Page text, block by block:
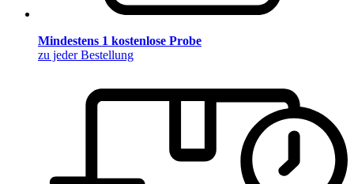
Mindestens 1 kostenlose Probe
zu jeder Bestellung